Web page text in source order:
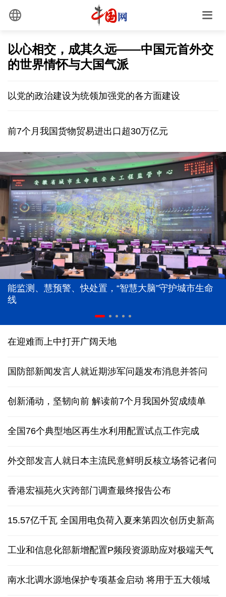
以心相交，成其久远——中国元首外交
的世界情怀与大国气派
以党的政治建设为统领加强党的各方面建设
前7个月我国货物贸易进出口超30万亿元
能监测、慧预警、快处置，“智慧大脑”守护城市生命
线
在迎难而上中打开广阔天地
国防部新闻发言人就近期涉军问题发布消息并答问
创新涌动，坚韧向前 解读前7个月我国外贸成绩单
全国76个典型地区再生水利用配置试点工作完成
外交部发言人就日本主流民意鲜明反核立场答记者问
香港宏福苑火灾跨部门调查最终报告公布
15.57亿千瓦 全国用电负荷入夏来第四次创历史新高
工业和信息化部新增配置P频段资源助应对极端天气
南水北调水源地保护专项基金启动 将用于五大领域